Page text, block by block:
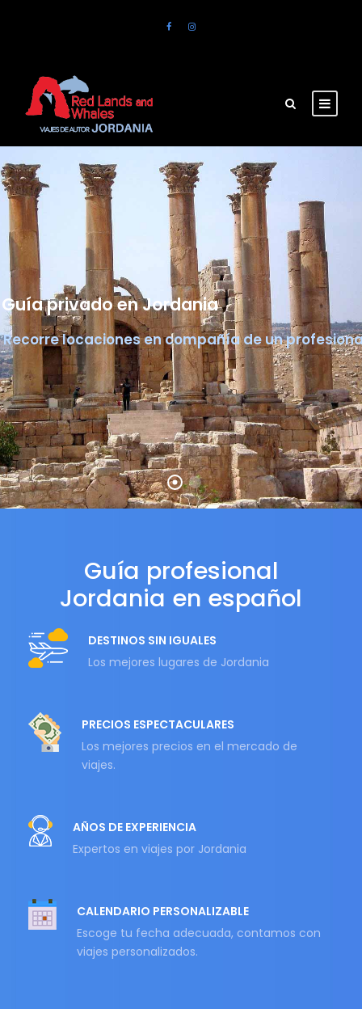
Guía privado en Jordania
Recorre locaciones en compañía de un
Guía profesional
Jordania en español
DESTINOS SIN IGUALES
Los mejores lugares de Jordania
PRECIOS ESPECTACULARES
Los mejores precios en el mercado de
viajes.
AÑOS DE EXPERIENCIA
Expertos en viajes por Jordania
CALENDARIO PERSONALIZABLE
Escoge tu fecha adecuada, contamos con
viajes personalizados.